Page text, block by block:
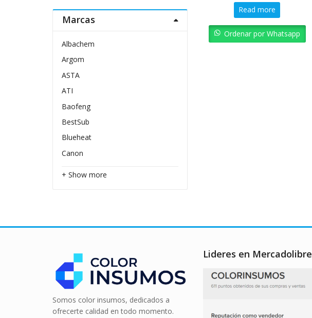
Read more
Ordenar por Whatsapp
Marcas
Albachem
Argom
ASTA
ATI
Baofeng
BestSub
Blueheat
Canon
+ Show more
Somos color insumos, dedicados a
ofrecerte calidad en todo momento.
Lideres en Mercadolibre